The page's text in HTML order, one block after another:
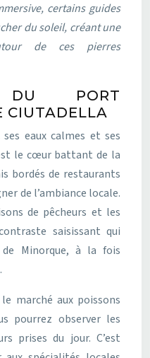
certains guides
du soleil, créant une
de ces pierres
DU PORT
CIUTADELLA
eaux calmes et ses
le cœur battant de la
bordés de restaurants
de l’ambiance locale.
de pêcheurs et les
saisissant qui
Minorque, à la fois
marché aux poissons
pourrez observer les
prises du jour. C’est